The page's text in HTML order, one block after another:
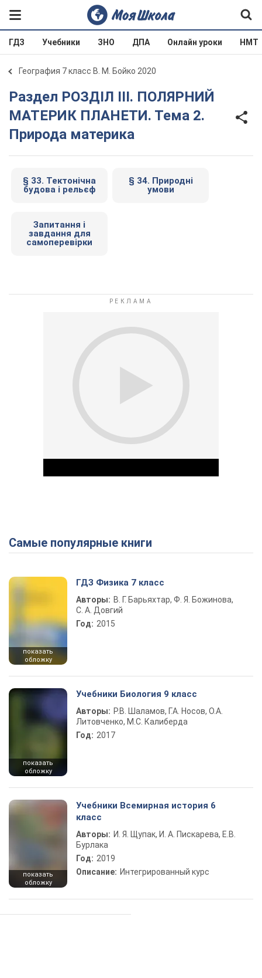
ГДЗ Учебники ЗНО ДПА Онлайн уроки НМТ
География 7 класс В. М. Бойко 2020
Раздел РОЗДІЛ ІІІ. ПОЛЯРНИЙ
МАТЕРИК ПЛАНЕТИ. Тема 2.
Природа материка
§ 33. Тектонічна
будова і рельєф
§ 34. Природні
умови
Запитання і
завдання для
самоперевірки
Play Video
Самые популярные книги
показать
обложку
ГДЗ Физика 7 класс
Авторы: В. Г. Барьяхтар, Ф. Я. Божинова,
С. А. Довгий
Год: 2015
показать
обложку
Учебники Биология 9 класс
Авторы: Р.В. Шаламов, Г.А. Носов, О.А.
Литовченко, М.С. Калиберда
Год: 2017
показать
обложку
Учебники Всемирная история 6
класс
Авторы: И. Я. Щупак, И. А. Пискарева, Е.В.
Бурлака
Год: 2019
Описание: Интегрированный курс